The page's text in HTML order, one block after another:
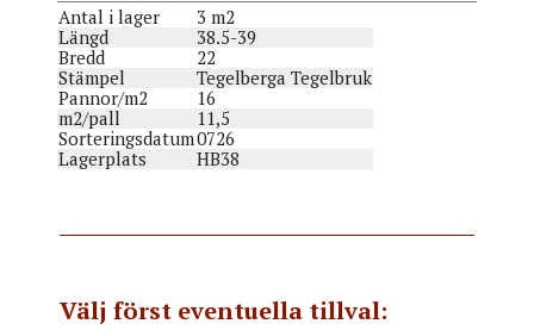
Antal i lager
3 m2
Längd
38.5-39
Bredd
22
Stämpel
Tegelberga Tegelbruk
Pannor/m2
16
m2/pall
11,5
Sorteringsdatum0726
Lagerplats
HB38
Välj först eventuella tillval: